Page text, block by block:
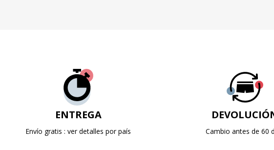
ENTREGA
Envío gratis : ver detalles por país Cambio antes de 60